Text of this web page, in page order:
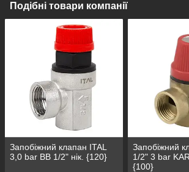
Подібні товари компанії
Запобіжний клапан ITAL
3,0 bar ВВ 1/2" нік. {120}
Запобіжний
1/2" 3 bar
{100}